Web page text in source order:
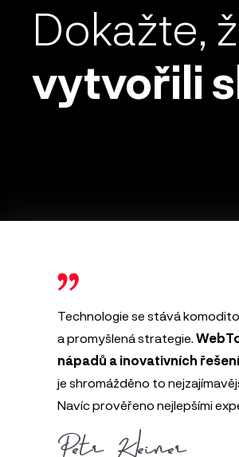
Dokažte,
vytvořili
Technologie se stává
a promyšlená strategie.
nápadů a inovativních
je shromážděno to
Navíc prověřeno nejlepšími
Petr Kleiner